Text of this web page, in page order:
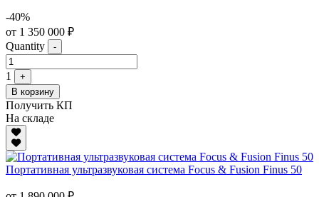
-40%
от 1 350 000 ₽
Quantity
-
1
+
В корзину
Получить КП
На складе
Портативная ультразвуковая система Focus & Fusion Finus 50